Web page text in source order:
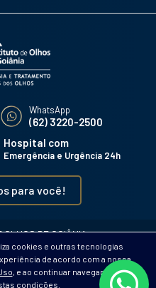
cookies e outras tecnologias
de acordo com a nossa
, e ao continuar navegando você
condições.
WhatsApp
(62) 3220-2500
Hospital com
Emergência e Urgência 24h
para você!
DE GOIÂNIA